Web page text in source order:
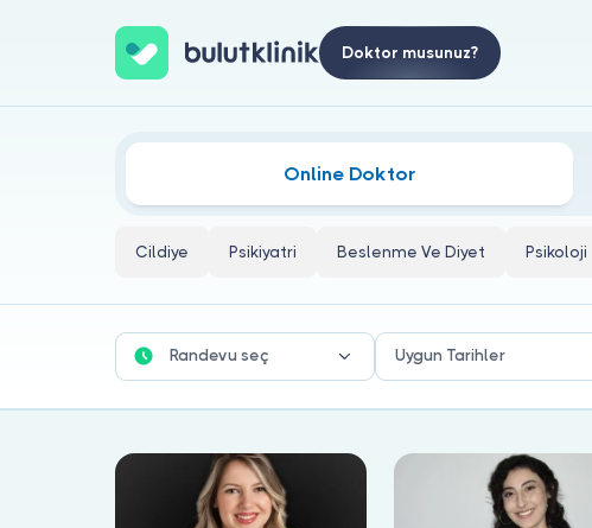
Doktor musunuz?
Aldatılma Doktorları
Online Doktor
Cildiye Psikiyatri Beslenme Ve Diyet Psikoloji
Randevu seç Uygun Tarihler